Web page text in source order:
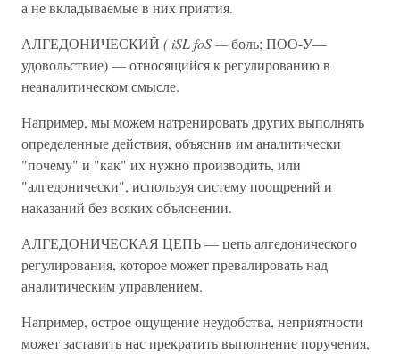
а не вкладываемые в них приятия.
АЛГЕДОНИЧЕСКИЙ ( iSL foS —боль; ПОО-У—
удовольствие) — относящийся к регулированию в
неаналитическом смысле.
Например, мы можем натренировать других выполнять
определенные действия, объяснив им аналитически
"почему" и "как" их нужно производить, или
"алгедонически", используя систему поощрений и
наказаний без всяких объяснении.
АЛГЕДОНИЧЕСКАЯ ЦЕПЬ — цепь алгедонического
регулирования, которое может превалировать над
аналитическим управлением.
Например, острое ощущение неудобства, неприятности
может заставить нас прекратить выполнение поручения,